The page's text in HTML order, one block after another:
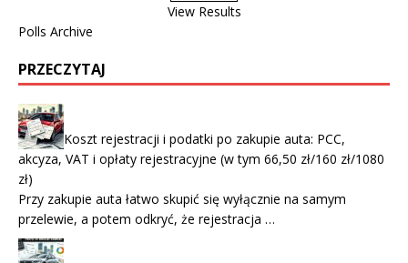
View Results
Polls Archive
PRZECZYTAJ
Koszt rejestracji i podatki po zakupie auta: PCC,
akcyza, VAT i opłaty rejestracyjne (w tym 66,50 zł/160 zł/1080
zł)
Przy zakupie auta łatwo skupić się wyłącznie na samym
przelewie, a potem odkryć, że rejestracja …